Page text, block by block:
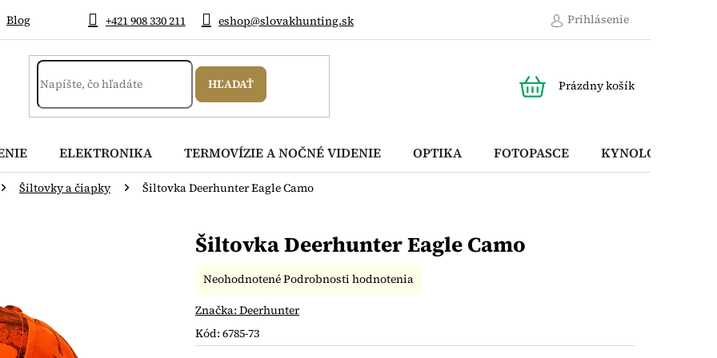
+421 908 330 211 eshop@slovakhunting.sk
Blog Prihlásenie
HĽADAŤ
KOŠÍK
Prázdny košík
ELEKTRONIKA TERMOVÍZIE A NOČNÉ VIDENIE OPTIKA FOTOPASCE KYNOLOGICKÉ
Šiltovky a čiapky Šiltovka Deerhunter Eagle Camo
Šiltovka Deerhunter Eagle Camo
Kód: 6785-73
Priemerné
produktu
0,0
NeohodnotenéPodrobnosti hodnotenia
Značka: Deerhunter